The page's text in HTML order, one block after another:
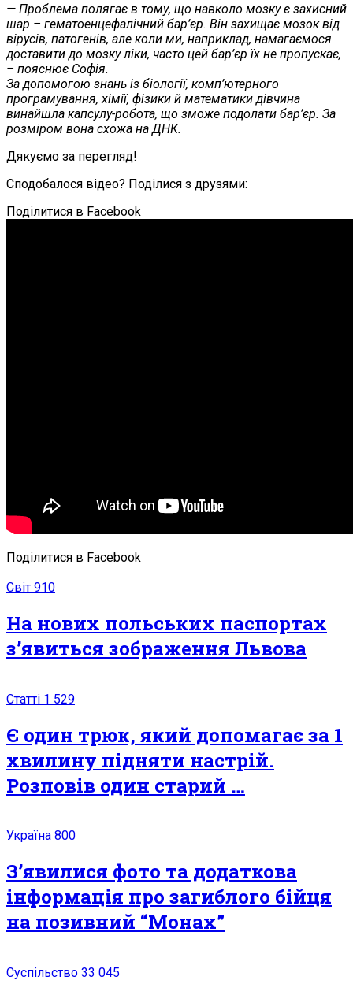
— Проблема полягає в тому, що навколо мозку є захисний
шар – гематоенцефалічний бар’єр. Він захищає мозок від
вірусів, патогенів, але коли ми, наприклад, намагаємося
доставити до мозку ліки, часто цей бар’єр їх не пропускає,
– пояснює Софія.
За допомогою знань із біології, комп’ютерного
програмування, хімії, фізики й математики дівчина
винайшла капсулу-робота, що зможе подолати бар’єр. За
розміром вона схожа на ДНК.
Дякуємо за перегляд!
Сподобалося відео? Поділися з друзями:
Поділитися в Facebook
Поділитися в Facebook
Світ 910
На нових польських паспортах
з’явиться зображення Львова
Статті 1 529
Є один трюк, який допомагає за 1
хвилину підняти настрій.
Розповів один старий …
Україна 800
З’явилися фото та додаткова
інформація про загиблого бійця
на позивний “Монах”
Суспільство 33 045